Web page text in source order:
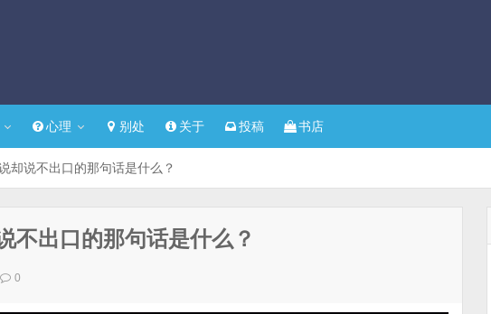
心理 别处 关于 投稿 书店
却说不出口的那句话是什么？
不出口的那句话是什么？
0